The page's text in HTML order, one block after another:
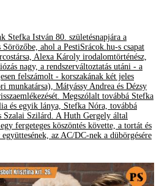
Stefka István 80. születésnapjára a
ahol a PestiSrácok.hu-s csapat
Alexa Károly irodalomtörténész,
nagy, a rendszerváltoztatás utáni - a
felszámolt - korszakának két jeles
munkatársa), Mátyássy Andrea és Dézsy
Megszólalt továbbá Stefka
és egyik lánya, Stefka Nóra, továbbá
Szalai Szilárd. A Huth Gergely által
fergeteges köszöntés követte, a tortát és
az AC/DC-nek a dübörgésére